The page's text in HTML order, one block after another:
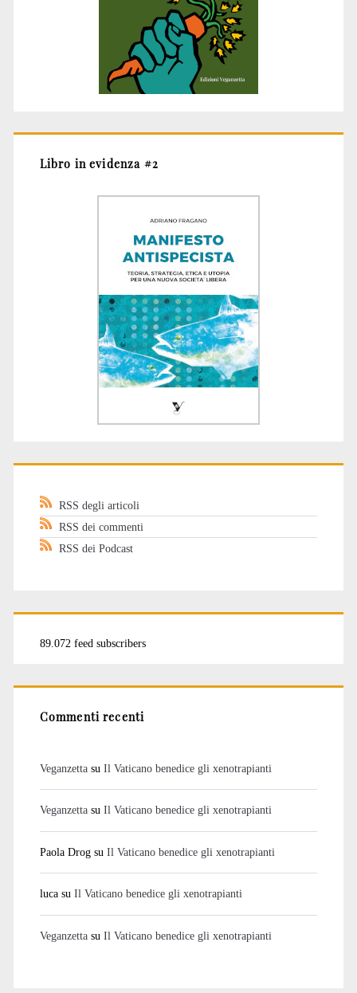
Libro in evidenza #2
RSS degli articoli
RSS dei commenti
RSS dei Podcast
89.072 feed subscribers
Commenti recenti
Veganzettasu Il Vaticano benedice gli xenotrapianti
Veganzettasu Il Vaticano benedice gli xenotrapianti
Paola Drogsu Il Vaticano benedice gli xenotrapianti
lucasu Il Vaticano benedice gli xenotrapianti
Veganzettasu Il Vaticano benedice gli xenotrapianti